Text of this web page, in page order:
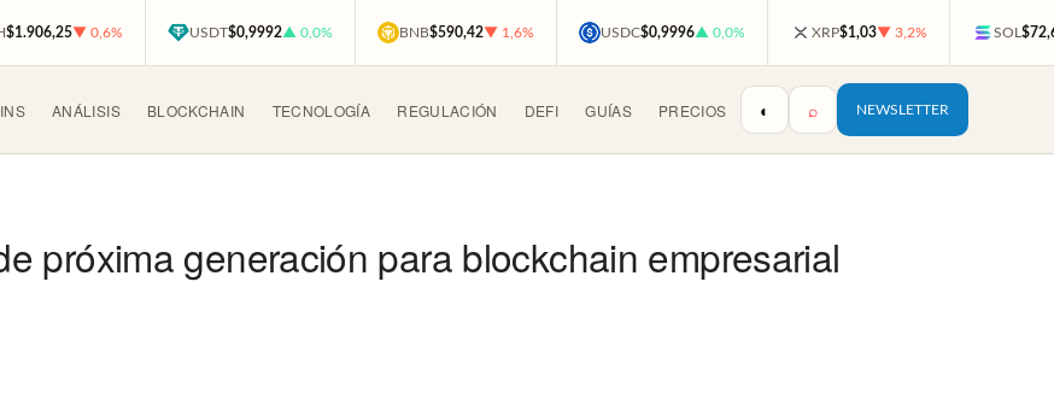
$1.906,25▼ 0,6% USDT$0,9992▲ 0,0% BNB$590,42▼ 1,6% USDC$0,9996▲ 0,0% XRP$1,03▼ 3,2% SOL
ANÁLISIS BLOCKCHAIN TECNOLOGÍA REGULACIÓN DEFI GUÍAS PRECIOS ◐ ⌕ NEWSLETTER
próxima generación para blockchain empresarial